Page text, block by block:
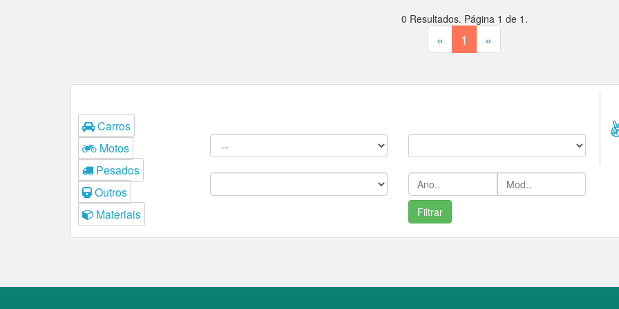
0 Resultados. Página 1 de 1 .
« 1 »
Carros
Motos
Pesados
Outros
Materiais